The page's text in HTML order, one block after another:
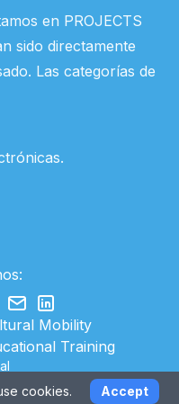
en PROJECTS
sido directamente
Las categorías de
Mobility
Training
cookies. Accept